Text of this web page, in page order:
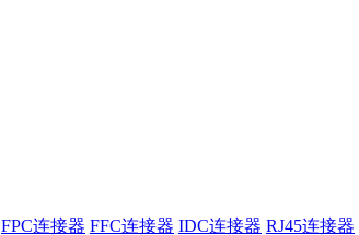
FPC连接器 FFC连接器 IDC连接器 RJ45连接器